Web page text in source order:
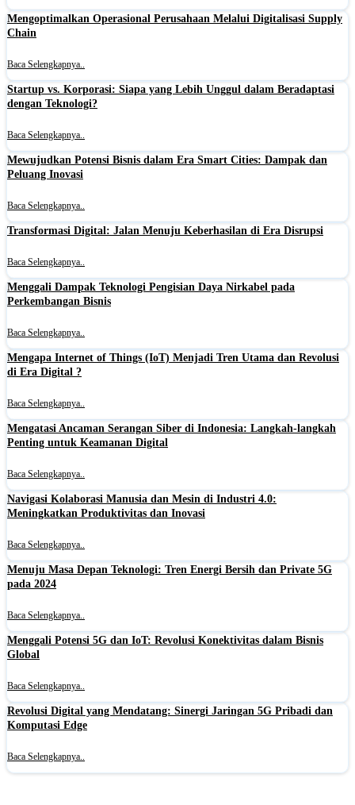
Mengoptimalkan Operasional Perusahaan Melalui Digitalisasi Supply
Chain
Baca Selengkapnya..
Startup vs. Korporasi: Siapa yang Lebih Unggul dalam Beradaptasi
dengan Teknologi?
Baca Selengkapnya..
Mewujudkan Potensi Bisnis dalam Era Smart Cities: Dampak dan
Peluang Inovasi
Baca Selengkapnya..
Transformasi Digital: Jalan Menuju Keberhasilan di Era Disrupsi
Baca Selengkapnya..
Menggali Dampak Teknologi Pengisian Daya Nirkabel pada
Perkembangan Bisnis
Baca Selengkapnya..
Mengapa Internet of Things (IoT) Menjadi Tren Utama dan Revolusi
di Era Digital ?
Baca Selengkapnya..
Mengatasi Ancaman Serangan Siber di Indonesia: Langkah-langkah
Penting untuk Keamanan Digital
Baca Selengkapnya..
Navigasi Kolaborasi Manusia dan Mesin di Industri 4.0:
Meningkatkan Produktivitas dan Inovasi
Baca Selengkapnya..
Menuju Masa Depan Teknologi: Tren Energi Bersih dan Private 5G
pada 2024
Baca Selengkapnya..
Menggali Potensi 5G dan IoT: Revolusi Konektivitas dalam Bisnis
Global
Baca Selengkapnya..
Revolusi Digital yang Mendatang: Sinergi Jaringan 5G Pribadi dan
Komputasi Edge
Baca Selengkapnya..